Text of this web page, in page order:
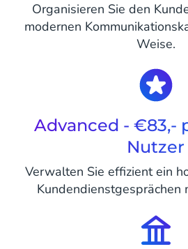
Organisieren Sie den
modernen
Weise.
Advanced - €83,-
Nutzer
Verwalten Sie effizient ein
Kundendienstgesprächen